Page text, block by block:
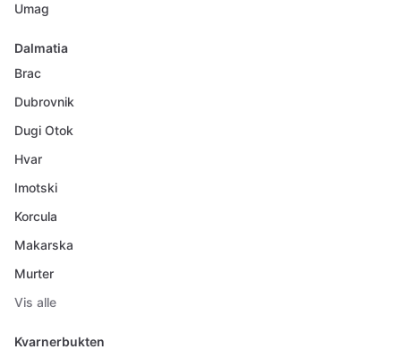
Umag
Dalmatia
Brac
Dubrovnik
Dugi Otok
Hvar
Imotski
Korcula
Makarska
Murter
Vis alle
Kvarnerbukten